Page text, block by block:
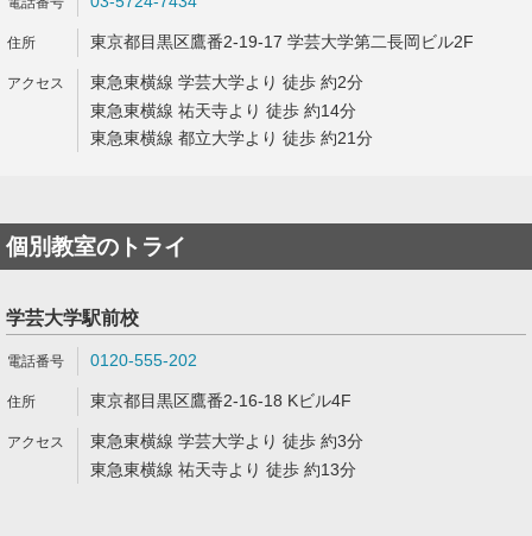
東京都目黒区鷹番2-19-17 学芸大学第二長岡ビル2F
東急東横線 学芸大学より 徒歩 約2分
東急東横線 祐天寺より 徒歩 約14分
東急東横線 都立大学より 徒歩 約21分
個別教室のトライ
学芸大学駅前校
0120-555-202
東京都目黒区鷹番2-16-18 Kビル4F
東急東横線 学芸大学より 徒歩 約3分
東急東横線 祐天寺より 徒歩 約13分